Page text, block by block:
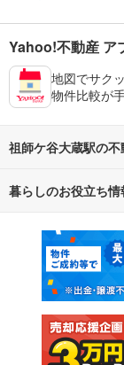
Yahoo!不動産 ア
地図でサク
物件比較が
祖師ケ谷大蔵駅の
不動産・住宅
新築マンション
新築一戸建て
注文住宅
暮らしのお役立ち情
マンションカタ